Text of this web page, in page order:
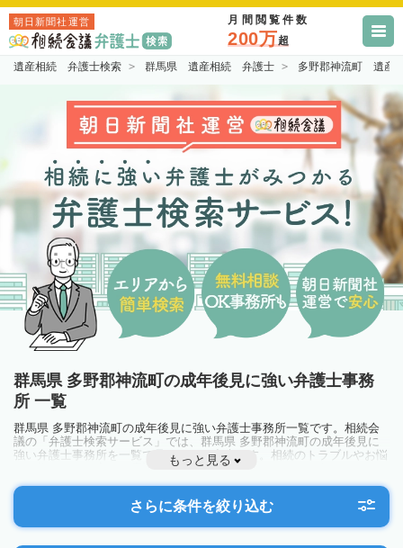
朝日新聞社運営 月間閲覧件数
200万超
遺産相続 弁護士検索 群馬県 遺産相続 弁護士 多野郡神流町 遺産
群馬県 多野郡神流町の成年後見に強い弁護士事務
所 一覧
群馬県 多野郡神流町の成年後見に強い弁護士事務所一覧です。相続会
議の「弁護士検索サービス」では、群馬県 多野郡神流町の成年後見に
強い弁護士事務所を一覧で見ることが出来ます。相続のトラブルやお悩
みを抱えている方は一度近隣の弁護士に相談してみましょう。
もっと見る
さらに条件を絞り込む